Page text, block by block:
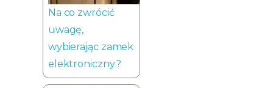
Na co zwrócić
uwagę,
wybierając zamek
elektroniczny?